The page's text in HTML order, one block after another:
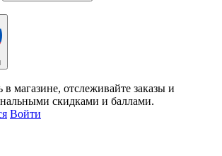
в магазине, отслеживайте заказы и
скидками и баллами.
Войти